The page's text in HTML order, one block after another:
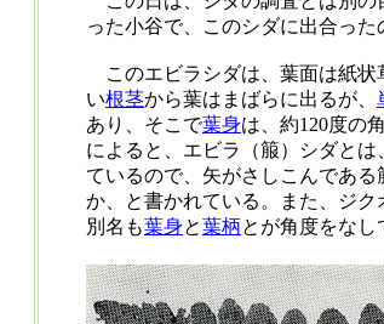
った小谷で、このシダに出合った
このエビラシダは、葉面は紙状
い根茎から葉はまばらに出るが、
あり、そこで葉身は、約120度の
によると、エビラ（箙）シダとは
ているので、矢がさしこんであ
か、と書かれている。また、ジ
別名も葉身と葉柄とが角度をなし